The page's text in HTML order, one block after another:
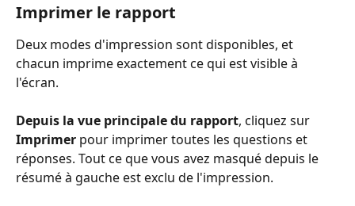
Imprimer le rapport
Deux modes d'impression sont disponibles, et
chacun imprime exactement ce qui est visible à
l'écran.
Depuis la vue principale du rapport, cliquez sur
Imprimer pour imprimer toutes les questions et
réponses. Tout ce que vous avez masqué depuis le
résumé à gauche est exclu de l'impression.